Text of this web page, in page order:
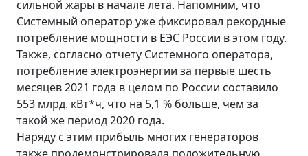
сильной жары в начале лета. Напомним, что
Системный оператор уже фиксировал рекордные
потребление мощности в ЕЭС России в этом году.
Также, согласно отчету Системного оператора,
потребление электроэнергии за первые шесть
месяцев 2021 года в целом по России составило
553 млрд. кВт*ч, что на 5,1 % больше, чем за
такой же период 2020 года.
Наряду с этим прибыль многих генераторов